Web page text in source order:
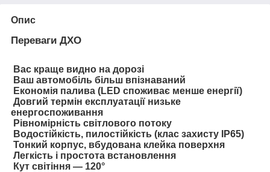
Опис
Переваги ДХО
Вас краще видно на дорозі
Ваш автомобіль більш впізнаваний
Економія палива (LED споживає менше енергії)
Довгий термін експлуатації низьке
енергоспоживання
Рівномірність світлового потоку
Водостійкість, пилостійкість (клас захисту IP65)
Тонкий корпус, вбудована клейка поверхня
Легкість і простота встановлення
Кут світіння — 120°